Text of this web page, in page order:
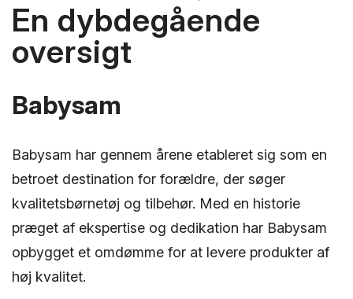
En dybdegående
oversigt
Babysam
Babysam har gennem årene etableret sig som en
betroet destination for forældre, der søger
kvalitetsbørnetøj og tilbehør. Med en historie
præget af ekspertise og dedikation har Babysam
opbygget et omdømme for at levere produkter af
høj kvalitet.